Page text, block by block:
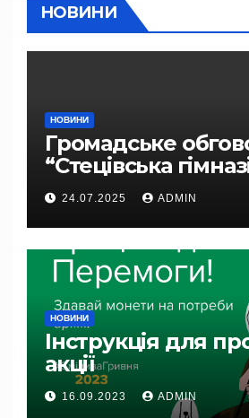
НОВИНИ
НОВИНИ
Громадське
“Стецівська
24.07.2025 ADMIN
НОВИНИ
Інструкція для
акції
16.09.2023 ADMIN